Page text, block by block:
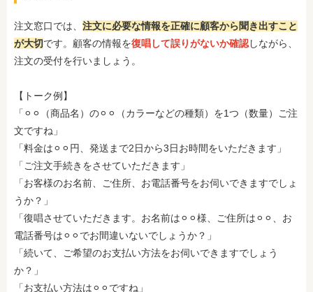
注文窓口では、 注文に必要な情報を正確に顧客から聞き出すこと
が大切です。顧客の情報を復唱して誤りがないか確認しながら、
注文の受付を行いましょう。
【トーク例】
「⚪︎⚪︎（商品名）の⚪︎⚪︎（カラーなどの種類）を1つ（数量）ご注
文ですね」
「料金は⚪︎⚪︎円、発送まで2日から3日お時間をいただきます」
「ご注文手続きをさせていただきます」
「お客様のお名前、ご住所、お電話番号をお伺いできますでしょ
うか？」
「復唱させていただきます。お名前は⚪︎⚪︎様、ご住所は⚪︎⚪︎、お
電話番号は⚪︎⚪︎でお間違いないでしょうか？」
「続いて、ご希望のお支払い方法をお伺いできますでしょう
か？」
「お支払い方法は⚪︎⚪︎ですね」